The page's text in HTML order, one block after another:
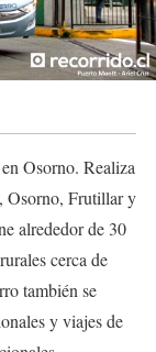
Osorno. Realiza
Osorno, Frutillar y
alrededor de 30
cerca de
también se
y viajes de